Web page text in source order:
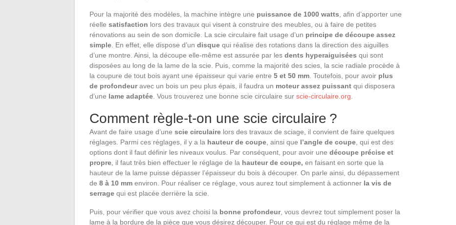
Pour la majorité des modèles, la machine intègre une puissance de 1000 watts , afin d’apporter une
réelle satisfaction lors des travaux qui visent à construire des meubles, ou à faire de petites
rénovations au sein de son domicile. La scie circulaire fait usage d’un principe de découpe assez
simple . En effet, elle dispose d’un disque qui réalise des rotations dans la direction des aiguilles
d’une montre. Ainsi, la découpe elle-même est assurée par les dents hyperaiguisées qui sont
disposées au long de la lame de la scie. Puis, comme la majorité des scies, la scie radiale procède à
la coupure de tout bois ayant une épaisseur qui varie entre 5 et 50 mm . Toutefois, pour avoir plus
de profondeuravec un bois un peu plus épais, il faudra un moteur assez puissant qui disposera
d’une lame adaptée . Vous trouverez une bonne scie circulaire sur scie-circulaire.org
Comment règle-t-on une scie circulaire ?
Avant de faire usage d’une scie circulaire lors des travaux de sciage, il convient de faire quelques
réglages. Parmi ces réglages, il y a la hauteur de coupe , ainsi que l’angle de coupe , qui est des
options dont il faut définir les niveaux voulus. Par conséquent, pour avoir une découpe précise et
propre , il faut très bien effectuer le réglage de la hauteur de coupe, en faisant en sorte que la
hauteur de la lame puisse dépasser l’épaisseur du bois à découper. On parle ainsi, du dépassement
de 8 à 10 mm environ. Pour réaliser ce réglage, vous aurez tout simplement à actionner la vis de
serrage qui est placée derrière la scie.
Puis, pour vérifier que vous avez choisi la bonne profondeur, vous devrez tout simplement poser la
lame à la bordure de la pièce que vous désirez découper. Pour ce qui est du réglage même de la